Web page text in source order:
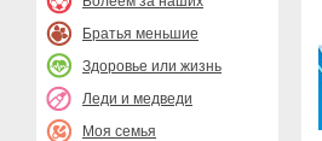
Братья меньшие
Здоровье или жизнь
Леди и медведи
Моя семья